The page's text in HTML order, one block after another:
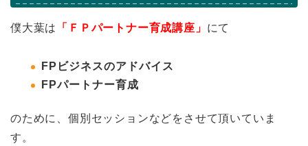
僕大葉は 「ＦＰパートナー育成講座」 にて
FPビジネスのアドバイス
FPパートナー育成
のために、個別セッションなどをさせて頂いていま
す。